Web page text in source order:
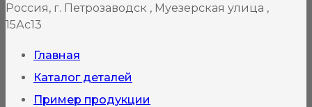
Россия, г. Петрозаводск , Муезерская улица ,
15Ас13
Главная
Каталог деталей
Пример продукции